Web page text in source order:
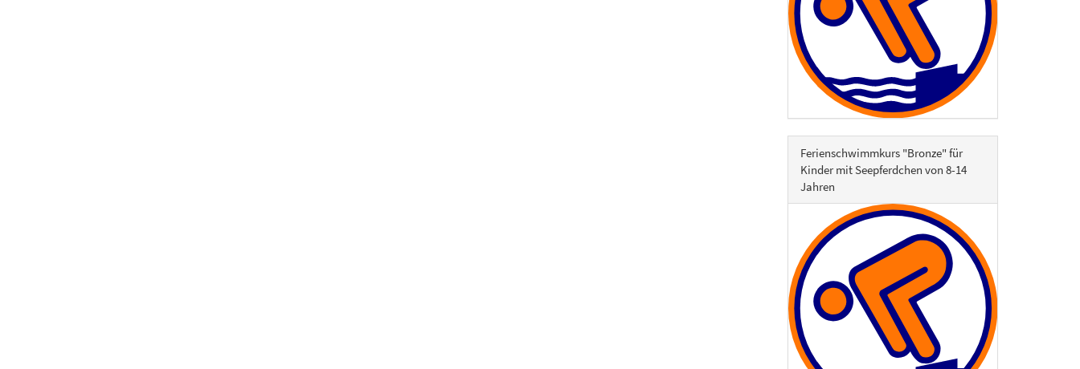
Ferienschwimmkurs "Bronze" für
Kinder mit Seepferdchen von 8-14
Jahren